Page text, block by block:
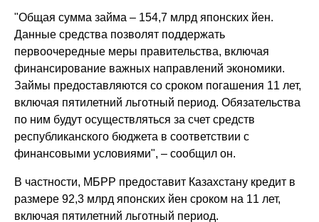
"Общая сумма займа – 154,7 млрд японских йен.
Данные средства позволят поддержать
первоочередные меры правительства, включая
финансирование важных направлений экономики.
Займы предоставляются со сроком погашения 11 лет,
включая пятилетний льготный период. Обязательства
по ним будут осуществляться за счет средств
республиканского бюджета в соответствии с
финансовыми условиями", – сообщил он.
В частности, МБРР предоставит Казахстану кредит в
размере 92,3 млрд японских йен сроком на 11 лет,
включая пятилетний льготный период.